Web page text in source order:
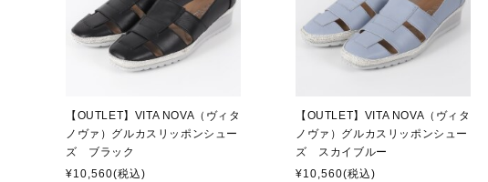
【OUTLET】VITA NOVA（ヴィタ
ノヴァ）グルカスリッポンシュー
ズ ブラック
¥10,560(税込)
【OUTLET】VITA NOVA（ヴィタ
ノヴァ）グルカスリッポンシュー
ズ スカイブルー
¥10,560(税込)